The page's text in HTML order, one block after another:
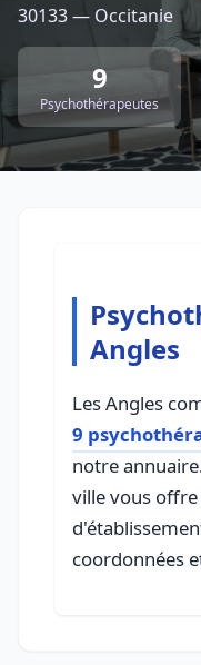
30133 — Occitanie
9
Psychothérapeutes
Angles
Les Angles
9
notre
ville vous
coordonnées